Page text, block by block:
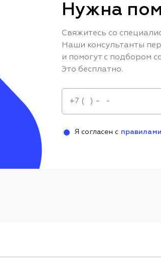
Нужна
Свяжитесь со
Наши консультанты
и помогут с подбором
Это бесплатно.
Я согласен с